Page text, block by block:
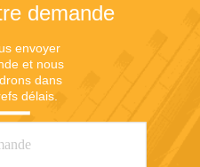
demande
envoyer
et nous
dans
délais.